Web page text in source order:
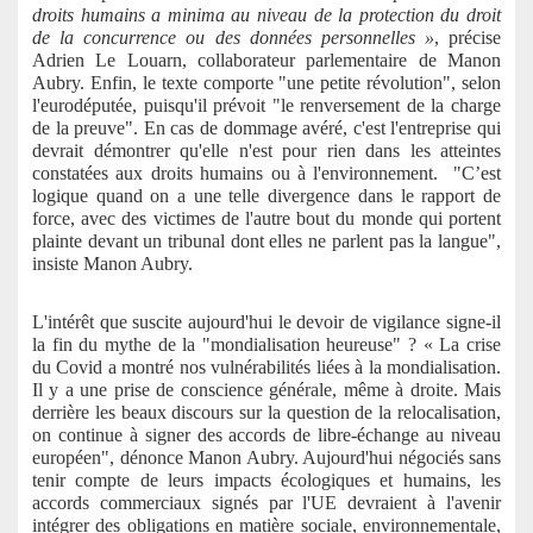
droits humains a minima au niveau de la protection du droit
de la concurrence ou des données personnelles », précise
Adrien Le Louarn, collaborateur parlementaire de Manon
Aubry. Enfin, le texte comporte "une petite révolution", selon
l'eurodéputée, puisqu'il prévoit "le renversement de la charge
de la preuve". En cas de dommage avéré, c'est l'entreprise qui
devrait démontrer qu'elle n'est pour rien dans les atteintes
constatées aux droits humains ou à l'environnement. "C’est
logique quand on a une telle divergence dans le rapport de
force, avec des victimes de l'autre bout du monde qui portent
plainte devant un tribunal dont elles ne parlent pas la langue",
insiste Manon Aubry.
L'intérêt que suscite aujourd'hui le devoir de vigilance signe-il
la fin du mythe de la "mondialisation heureuse" ? « La crise
du Covid a montré nos vulnérabilités liées à la mondialisation.
Il y a une prise de conscience générale, même à droite. Mais
derrière les beaux discours sur la question de la relocalisation,
on continue à signer des accords de libre-échange au niveau
européen", dénonce Manon Aubry. Aujourd'hui négociés sans
tenir compte de leurs impacts écologiques et humains, les
accords commerciaux signés par l'UE devraient à l'avenir
intégrer des obligations en matière sociale, environnementale,